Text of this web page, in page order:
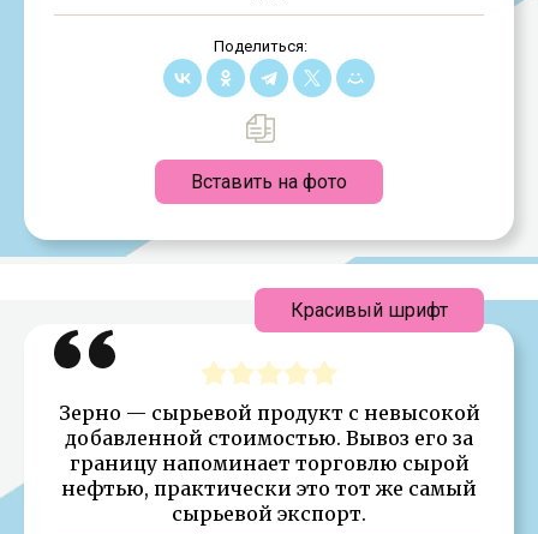
Поделиться:
Вставить на фото
Зерно — сырьевой продукт с невысокой
добавленной стоимостью. Вывоз его за
границу напоминает торговлю сырой
нефтью, практически это тот же самый
сырьевой экспорт.
Красивый шрифт